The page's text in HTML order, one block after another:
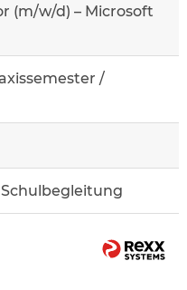
(m/w/d) – Microsoft
/